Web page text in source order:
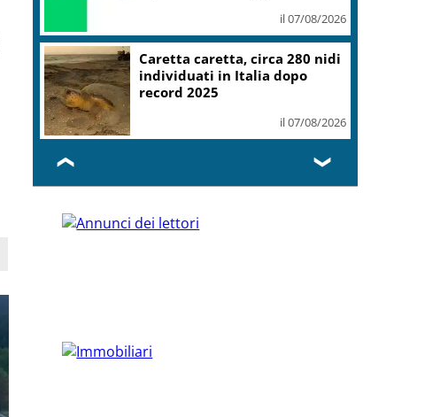
il 07/08/2026
Caretta caretta, circa 280 nidi
individuati in Italia dopo
record 2025
il 07/08/2026
❮ ❯